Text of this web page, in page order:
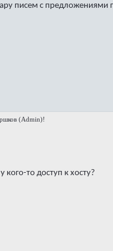
писем с предложениями
(Admin)!
кого-то доступ к хосту?